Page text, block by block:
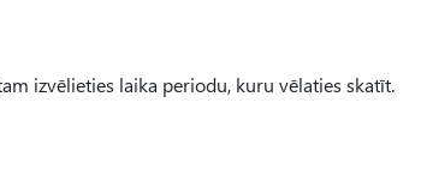
izvēlieties laika periodu, kuru vēlaties skatīt.